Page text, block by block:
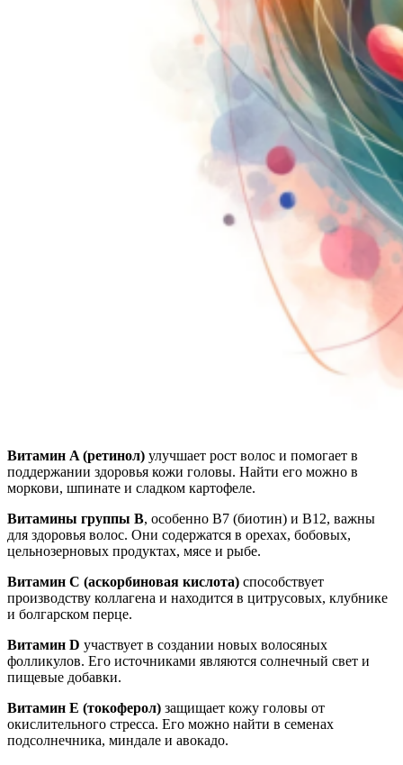
Витамин A (ретинол) улучшает рост волос и помогает в
поддержании здоровья кожи головы. Найти его можно в
моркови, шпинате и сладком картофеле.
Витамины группы B, особенно B7 (биотин) и B12, важны
для здоровья волос. Они содержатся в орехах, бобовых,
цельнозерновых продуктах, мясе и рыбе.
Витамин C (аскорбиновая кислота) способствует
производству коллагена и находится в цитрусовых, клубнике
и болгарском перце.
Витамин D участвует в создании новых волосяных
фолликулов. Его источниками являются солнечный свет и
пищевые добавки.
Витамин E (токоферол) защищает кожу головы от
окислительного стресса. Его можно найти в семенах
подсолнечника, миндале и авокадо.